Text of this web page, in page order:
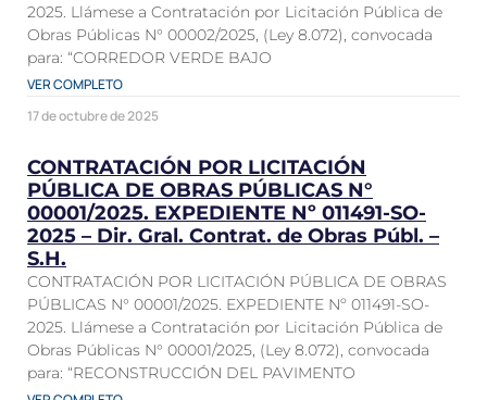
2025. Llámese a Contratación por Licitación Pública de
Obras Públicas N° 00002/2025, (Ley 8.072), convocada
para: “CORREDOR VERDE BAJO
VER COMPLETO
17 de octubre de 2025
CONTRATACIÓN POR LICITACIÓN
PÚBLICA DE OBRAS PÚBLICAS N°
00001/2025. EXPEDIENTE Nº 011491-SO-
2025 – Dir. Gral. Contrat. de Obras Públ. –
S.H.
CONTRATACIÓN POR LICITACIÓN PÚBLICA DE OBRAS
PÚBLICAS N° 00001/2025. EXPEDIENTE Nº 011491-SO-
2025. Llámese a Contratación por Licitación Pública de
Obras Públicas N° 00001/2025, (Ley 8.072), convocada
para: “RECONSTRUCCIÓN DEL PAVIMENTO